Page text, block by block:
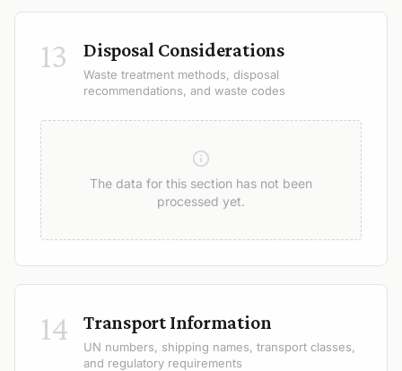
13 Disposal Considerations
Waste treatment methods, disposal
recommendations, and waste codes
The data for this section has not been
processed yet.
14 Transport Information
UN numbers, shipping names, transport classes,
and regulatory requirements